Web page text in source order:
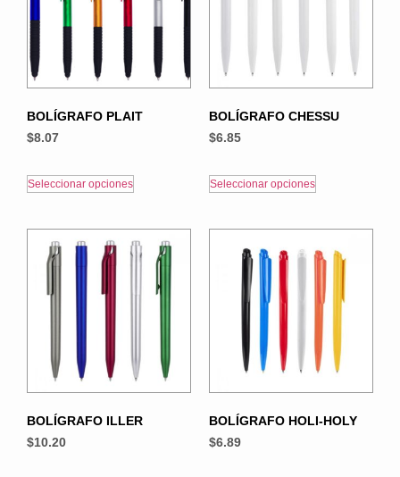
BOLÍGRAFO PLAIT
$8.07
Seleccionar opciones
BOLÍGRAFO CHESSU
$6.85
Seleccionar opciones
BOLÍGRAFO ILLER
$10.20
BOLÍGRAFO HOLI-HOLY
$6.89